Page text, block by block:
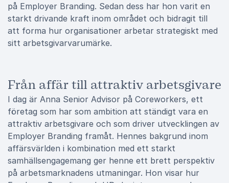
på Employer Branding. Sedan dess har hon varit en
starkt drivande kraft inom området och bidragit till
att forma hur organisationer arbetar strategiskt med
sitt arbetsgivarvarumärke.
Från affär till attraktiv arbetsgivare
I dag är Anna Senior Advisor på Coreworkers, ett
företag som har som ambition att ständigt vara en
attraktiv arbetsgivare och som driver utvecklingen av
Employer Branding framåt. Hennes bakgrund inom
affärsvärlden i kombination med ett starkt
samhällsengagemang ger henne ett brett perspektiv
på arbetsmarknadens utmaningar. Hon visar hur